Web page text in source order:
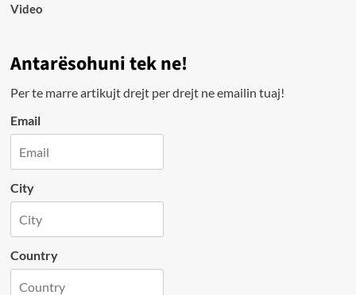
Video
Antarësohuni tek ne!
Per te marre artikujt drejt per drejt ne emailin tuaj!
Email
City
Country